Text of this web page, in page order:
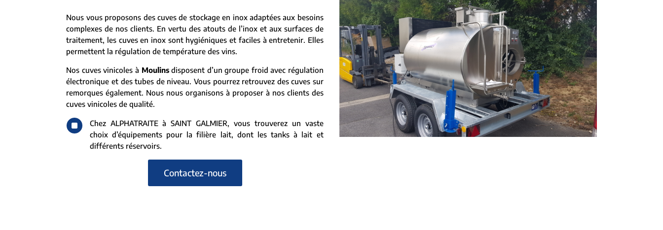
Nous vous proposons des cuves de stockage en inox adaptées aux besoins
complexes de nos clients. En vertu des atouts de l’inox et aux surfaces de
traitement, les cuves en inox sont hygiéniques et faciles à entretenir. Elles
permettent la régulation de température des vins.
Nos cuves vinicoles à Moulinsdisposent d’un groupe froid avec régulation
électronique et des tubes de niveau. Vous pourrez retrouvez des cuves sur
remorques également. Nous nous organisons à proposer à nos clients des
cuves vinicoles de qualité.
^
Chez ALPHATRAITE à SAINT GALMIER, vous trouverez un vaste
choix d’équipements pour la filière lait, dont les tanks à lait et
différents réservoirs.
Contactez-nous